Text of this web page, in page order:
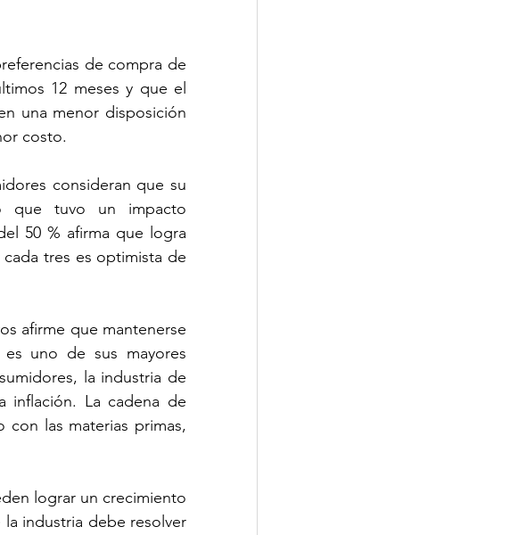
de compra de
12 meses y que el
una menor disposición
costo.
consideran que su
que tuvo un impacto
50 % afirma que logra
tres es optimista de
afirme que mantenerse
uno de sus mayores
la industria de
La cadena de
las materias primas,
lograr un crecimiento
industria debe resolver